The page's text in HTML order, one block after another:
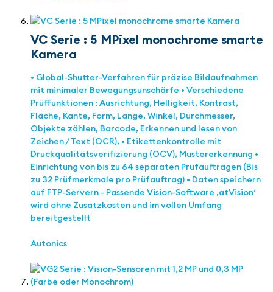
VC Serie : 5 MPixel monochrome smarte
Kamera
• Global-Shutter-Verfahren für präzise Bildaufnahmen
mit minimaler Bewegungsunschärfe • Verschiedene
Prüffunktionen : Ausrichtung, Helligkeit, Kontrast,
Fläche, Kante, Form, Länge, Winkel, Durchmesser,
Objekte zählen, Barcode, Erkennen und lesen von
Zeichen / Text (OCR), • Etikettenkontrolle mit
Druckqualitätsverifizierung (OCV), Mustererkennung •
Einrichtung von bis zu 64 separaten Prüfaufträgen (Bis
zu 32 Prüfmerkmale pro Prüfauftrag) • Daten speichern
auf FTP-Servern - Passende Vision-Software ‚atVision‘
wird ohne Zusatzkosten und im vollen Umfang
bereitgestellt
Autonics